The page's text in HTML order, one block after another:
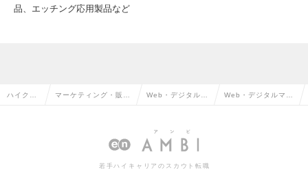
品、エッチング応用製品など
ハイクラ マーケティング・販促 Web・デジタルマ
職
Web・デジタルマー
若手ハイキャリアのスカウト転職